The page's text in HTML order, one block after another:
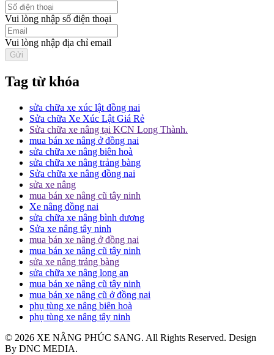
Vui lòng nhập số điện thoại
Vui lòng nhập địa chỉ email
Tag từ khóa
sửa chữa xe xúc lật đồng nai
Sửa chữa Xe Xúc Lật Giá Rẻ
Sửa chữa xe nâng tại KCN Long Thành.
mua bán xe nâng ở đồng nai
sửa chữa xe nâng biên hoà
sửa chữa xe nâng trảng bàng
Sửa chữa xe nâng đồng nai
sửa xe nâng
mua bán xe nâng cũ tây ninh
Xe nâng đồng nai
sửa chữa xe nâng bình dương
Sửa xe nâng tây ninh
mua bán xe nâng ở đồng nai
mua bán xe nâng cũ tây ninh
sửa xe nâng trảng bàng
sửa chữa xe nâng long an
mua bán xe nâng cũ tây ninh
mua bán xe nâng cũ ở đồng nai
phụ tùng xe nâng biên hoà
phụ tùng xe nâng tây ninh
© 2026 XE NÂNG PHÚC SANG. All Rights Reserved. Design
By DNC MEDIA.